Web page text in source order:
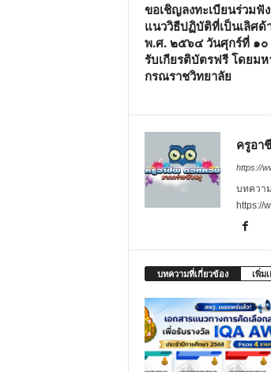
ขอเชิญลงทะเบียนร่วมฟั
แนววิธีปฏิบัติที่เป็นเลิศด้
พ.ศ. ๒๕๖๔ วันศุกร์ที่ ๑
รับเกียรติบัตรฟรี โดยม
กรณราชวิทยาลัย
ครูอา
https://
บทควา
https://
บทความที่เกี่ยวข้อง เพิ่ม